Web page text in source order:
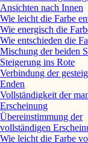
Ansichten nach Innen
Wie leicht die Farbe
Wie energisch die
Wie entschieden die
Mischung der beiden
Steigerung ins Rote
Verbindung der
Enden
Vollständigkeit der
Erscheinung
Übereinstimmung der
vollständigen
Wie leicht die Farbe